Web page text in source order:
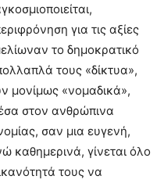
για τις αξίες
το δημοκρατικό
τους «δίκτυα»,
μονίμως «νομαδικά»,
στον ανθρώπινα
σαν μια ευγενή,
καθημερινά, γίνεται όλο
τους να